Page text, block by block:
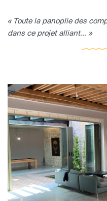
« Toute la panoplie des
dans ce projet alliant... »